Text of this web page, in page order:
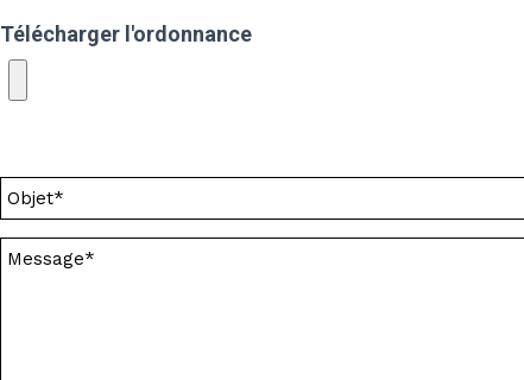
Télécharger l'ordonnance